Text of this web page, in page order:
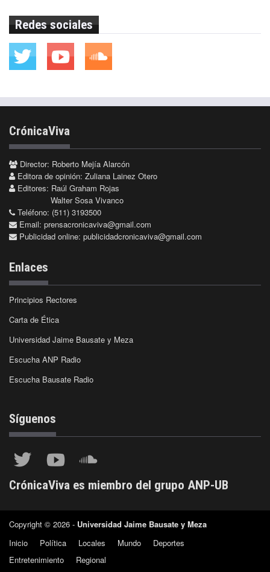
Redes sociales
CrónicaViva
Director: Roberto Mejía Alarcón
Editora de opinión: Zuliana Lainez Otero
Editores: Raúl Graham Rojas
Walter Sosa Vivanco
Teléfono: (511) 3193500
Email: prensacronicaviva@gmail.com
Publicidad online: publicidadcronicaviva@gmail.com
Enlaces
Principios Rectores
Carta de Ética
Universidad Jaime Bausate y Meza
Escucha ANP Radio
Escucha Bausate Radio
Síguenos
CrónicaViva es miembro del grupo ANP-UB
Copyright © 2026 - Universidad Jaime Bausate y Meza
Inicio
Política Locales Mundo
Deportes
Entretenimiento
Regional